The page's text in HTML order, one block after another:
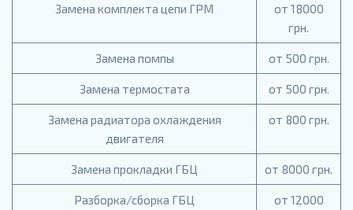
Замена комплекта цепи ГРМ
от 18000
грн.
Замена помпы от 500 грн.
Замена термостата от 500 грн.
Замена радиатора охлаждения
двигателя
от 800 грн.
Замена прокладки ГБЦ от 8000 грн.
Разборка/сборка ГБЦ
от 12000